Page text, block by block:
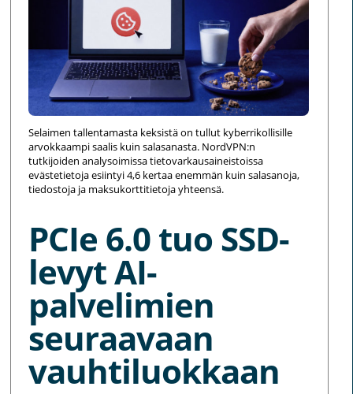
Selaimen tallentamasta keksistä on tullut kyberrikollisille
arvokkaampi saalis kuin salasanasta. NordVPN:n
tutkijoiden analysoimissa tietovarkausaineistoissa
evästetietoja esiintyi 4,6 kertaa enemmän kuin salasanoja,
tiedostoja ja maksukorttitietoja yhteensä.
PCIe 6.0 tuo SSD-
levyt AI-
palvelimien
seuraavaan
vauhtiluokkaan